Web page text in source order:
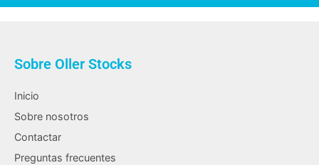
Sobre Oller Stocks
Inicio
Sobre nosotros
Contactar
Preguntas frecuentes